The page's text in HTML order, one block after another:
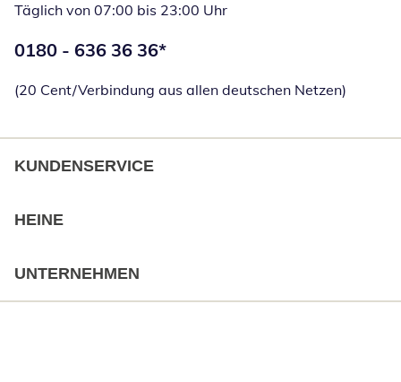
Täglich von 07:00 bis 23:00 Uhr
Telefonnummer:
0180 - 636 36 36*
(20 Cent/Verbindung aus allen deutschen Netzen)
KUNDENSERVICE
HEINE
UNTERNEHMEN